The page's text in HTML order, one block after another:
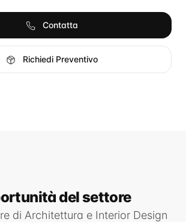
Contatta
Richiedi Preventivo
del settore
di Architettura e Interior Design